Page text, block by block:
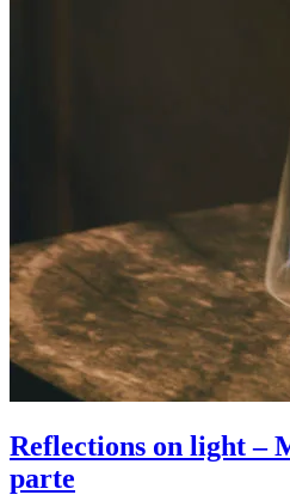
Reflections on light –
parte